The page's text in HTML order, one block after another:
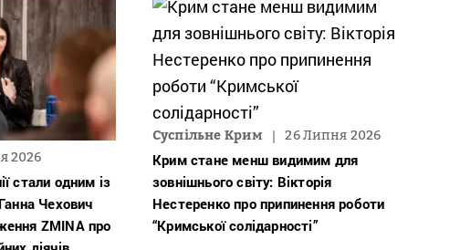
2026
стали одним із
Чехович
ZMINA про
Суспільне Крим 26 Липня 2026
Крим стане менш видимим для
зовнішнього світу: Вікторія
Нестеренко про припинення роботи
“Кримської солідарності”